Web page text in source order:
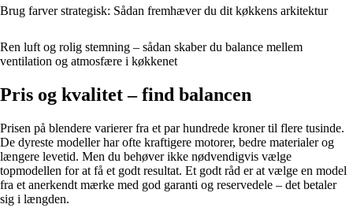
Brug farver strategisk: Sådan fremhæver du dit køkkens arkitektur
Ren luft og rolig stemning – sådan skaber du balance mellem
ventilation og atmosfære i køkkenet
Pris og kvalitet – find balancen
Prisen på blendere varierer fra et par hundrede kroner til flere tusinde.
De dyreste modeller har ofte kraftigere motorer, bedre materialer og
længere levetid. Men du behøver ikke nødvendigvis vælge
topmodellen for at få et godt resultat. Et godt råd er at vælge en model
fra et anerkendt mærke med god garanti og reservedele – det betaler
sig i længden.